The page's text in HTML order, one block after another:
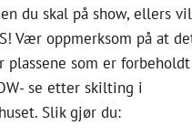
du skal på show, ellers
Vær oppmerksom på at
plassene som er forbeholdt
se etter skilting i
Slik gjør du: